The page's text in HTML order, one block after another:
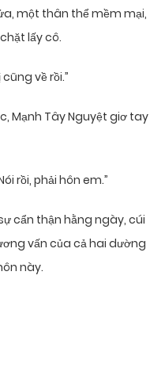
một thân thể mềm mại,
lấy cô.
về rồi.”
Mạnh Tây Nguyệt giơ tay
rồi, phải hôn em.”
cẩn thận hằng ngày, cúi
vấn của cả hai dường
này.